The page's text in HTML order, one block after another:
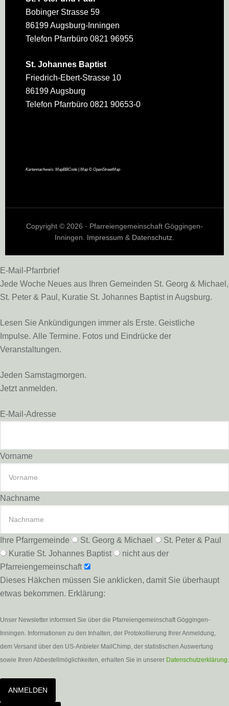
Bobinger Strasse 59
86199 Augsburg-Inningen
Telefon Pfarrbüro 0821 96955
St. Johannes Baptist
Friedrich-Ebert-Strasse 10
86199 Augsburg
Telefon Pfarrbüro 0821 90653-0
Kartennachweis: MapBBCode| Map © OpenStreetMap
Copyright © 2026 · Pfarreiengemeinschaft Göggingen-
Inningen. Impressum & Datenschutz.
E-Mail-Pfarrbrief
Jede Woche Neues aus Ihren Gemeinden St. Georg & Michael,
St. Peter & Paul, Kuratie St. Johannes Baptist in Augsburg.
Lesen Sie Ankündigungen immer als Erste. Geistliche
Impulse. Alle Termine. Fotos und Eindrücke der
Veranstaltungen.
Jeden Samstagmorgen.
Jetzt anmelden.
E-Mail-Adresse
Vorname
Nachname
Ihre Pfarrgemeinde St. Georg & Michael
St. Peter & Paul
Kuratie St. Johannes Baptist
nicht aus der
Pfarreiengemeinschaft
Dieses Häkchen müssen Sie anklicken, damit Sie überhaupt
etwas bekommen. Erklärung:
Unser Newsletter informiert Sie über die Pfarreiengemeinschaft Göggingen-
Inningen. Informationen zu den Inhalten, der Protokollierung Ihrer Anmeldung,
dem Versand über den US-Anbieter MailChimp, der statistischen Auswertung
sowie Ihren Abbestellmöglichkeiten, erhalten Sie in unserer Datenschutzerklärung.
ANMELDEN